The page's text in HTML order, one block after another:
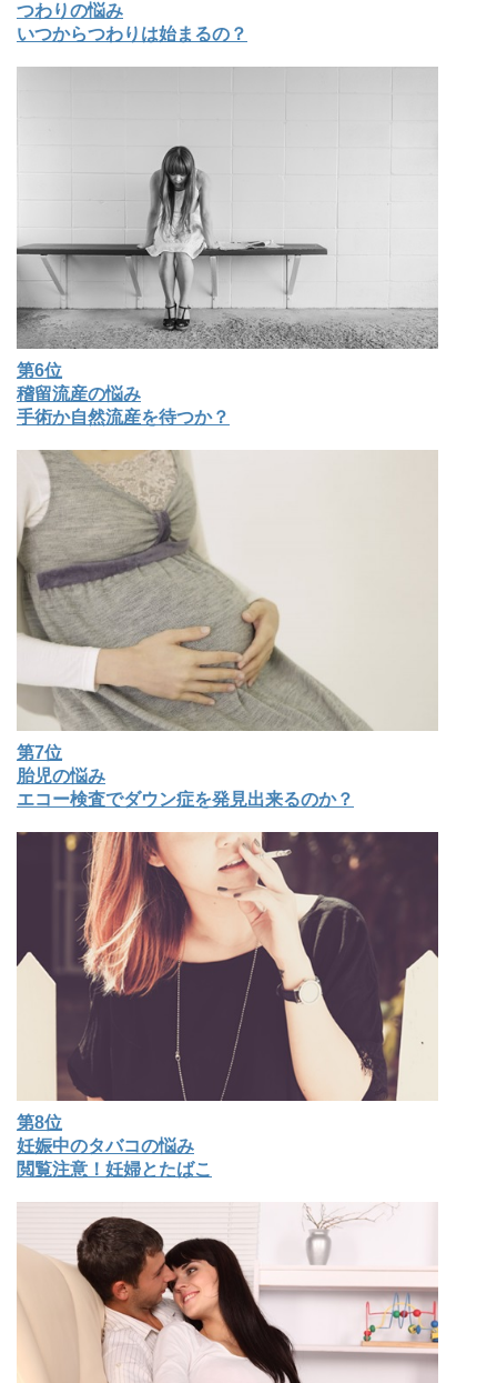
つわりの悩み
いつからつわりは始まるの？
第6位
稽留流産の悩み
手術か自然流産を待つか？
第7位
胎児の悩み
エコー検査でダウン症を発見出来るのか？
第8位
妊娠中のタバコの悩み
閲覧注意！妊婦とたばこ